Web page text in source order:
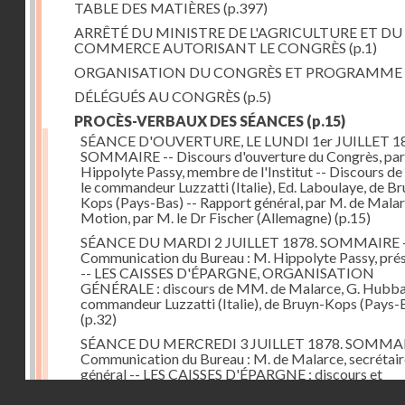
TABLE DES MATIÈRES (p.397)
ARRÊTÉ DU MINISTRE DE L'AGRICULTURE ET DU
COMMERCE AUTORISANT LE CONGRÈS (p.1)
ORGANISATION DU CONGRÈS ET PROGRAMME
DÉLÉGUÉS AU CONGRÈS (p.5)
PROCÈS-VERBAUX DES SÉANCES (p.15)
SÉANCE D'OUVERTURE, LE LUNDI 1er JUILLET
SOMMAIRE -- Discours d'ouverture du Congrès,
Hippolyte Passy, membre de l'Institut -- Discours
le commandeur Luzzatti (Italie), Ed. Laboulaye, de
Kops (Pays-Bas) -- Rapport général, par M. de
Motion, par M. le Dr Fischer (Allemagne) (p.15)
SÉANCE DU MARDI 2 JUILLET 1878. SOMMAIRE
Communication du Bureau : M. Hippolyte Passy,
-- LES CAISSES D'ÉPARGNE, ORGANISATION
GÉNÉRALE : discours de MM. de Malarce, G.
commandeur Luzzatti (Italie), de Bruyn-Kops (Pays-
(p.32)
SÉANCE DU MERCREDI 3 JUILLET 1878.
Communication du Bureau : M. de Malarce,
général -- LES CAISSES D'ÉPARGNE : discours et